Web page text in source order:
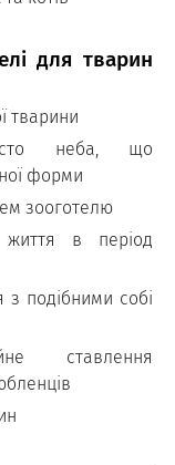
для тварин
тварини
неба, що
форми
зооготелю
життя в період
з подібними собі
ставлення